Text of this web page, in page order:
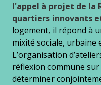
l'appel à projet de la
quartiers innovants
logement, il répond à
mixité sociale,
L’organisation
réflexion commune
déterminer